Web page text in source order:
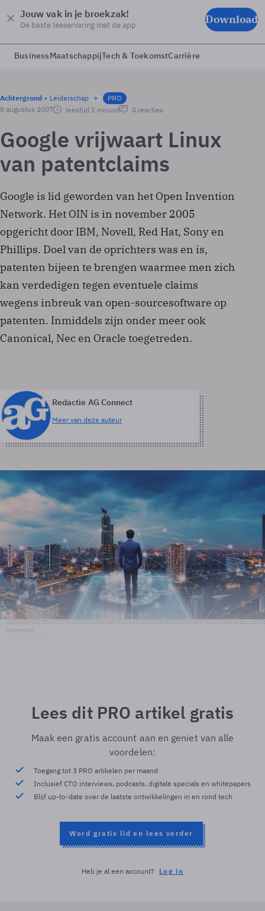
Jouw vak in je broekzak!
De beste leeservaring met de app Download
BusinessMaatschappijTech & ToekomstCarrière
Achtergrond Leiderschap
PRO
8 augustus 2007
leestijd 1 minuut 0 reacties
Google vrijwaart Linux
van patentclaims
Google is lid geworden van het Open Invention
Network. Het OIN is in november 2005
opgericht door IBM, Novell, Red Hat, Sony en
Phillips. Doel van de oprichters was en is,
patenten bijeen te brengen waarmee men zich
kan verdedigen tegen eventuele claims
wegens inbreuk van open-sourcesoftware op
patenten. Inmiddels zijn onder meer ook
Canonical, Nec en Oracle toegetreden.
Redactie AG Connect
Meer van deze auteur
Lees dit PRO artikel gratis
Maak een gratis account aan en geniet van alle
voordelen:
Toegang tot 3 PRO artikelen per maand
Inclusief CTO interviews, podcasts, digitale specials en whitepapers
Blijf up-to-date over de laatste ontwikkelingen in en rond tech
Word gratis lid en lees verder
Heb je al een account? Log in